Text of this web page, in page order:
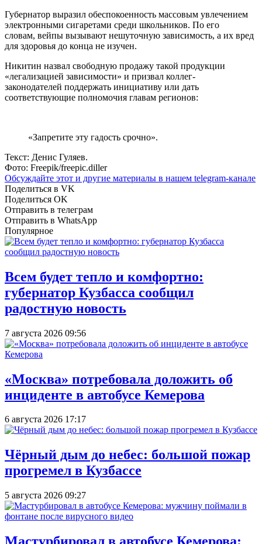
Губернатор выразил обеспокоенность массовым увлечением
электронными сигаретами среди школьников. По его
словам, вейпы вызывают нешуточную зависимость, а их вред
для здоровья до конца не изучен.
Никитин назвал свободную продажу такой продукции
«легализацией зависимости» и призвал коллег-
законодателей поддержать инициативу или дать
соответствующие полномочия главам регионов:
«Запретите эту гадость срочно».
Текст: Денис Гуляев.
Фото: Freepik/freepic.diller
Обсуждайте этот и другие материалы в нашем telegram-канале
Поделиться в VK
Поделиться OK
Отправить в телеграм
Отправить в WhatsApp
Популярное
Всем будет тепло и комфортно:
губернатор Кузбасса сообщил
радостную новость
7 августа 2026 09:56
«Москва» потребовала доложить об
инциденте в автобусе Кемерова
6 августа 2026 17:17
Чёрный дым до небес: большой пожар
прогремел в Кузбассе
5 августа 2026 09:27